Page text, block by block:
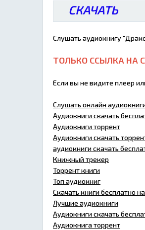
СКАЧАТЬ
Слушать аудиокнигу
ТОЛЬКО ССЫЛКА НА
Если вы не видите плеер
Слушать онлайн
Аудиокниги скачать
Аудиокниги торрент
Аудиокниги скачать
аудиокниги скачать
Книжный трекер
Торрент книги
Топ аудиокниг
Скачать книги бесплатно
Лучшие аудиокниги
Аудиокниги скачать
Аудиокнига торрент